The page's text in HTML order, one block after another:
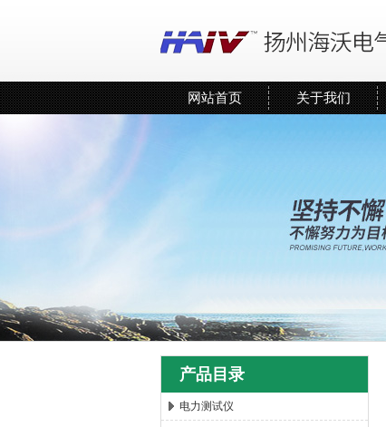
网站首页 关于我们
产品目录
电力测试仪